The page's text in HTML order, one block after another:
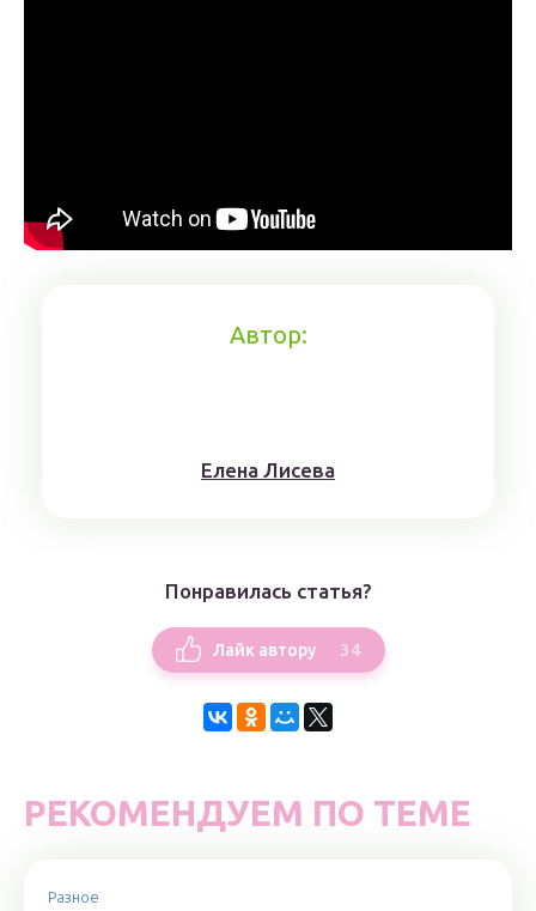
Автор:
Елена Лисева
Понравилась статья?
Лайк автору 34
РЕКОМЕНДУЕМ ПО ТЕМЕ
Разное